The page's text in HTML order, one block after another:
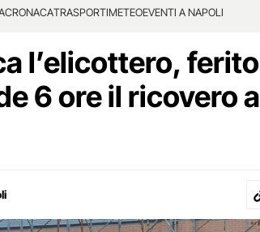
CRONACATRASPORTIMETEOEVENTI A NAPOLI
l’elicottero, ferito
6 ore il ricovero a